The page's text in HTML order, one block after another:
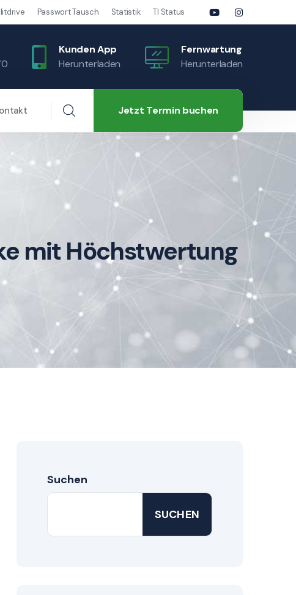
Passwort Tausch Statistik TI Status
Kunden App
Herunterladen
Fernwartung
Herunterladen
Jetzt Termin buchen
mit Höchstwertung
Suchen
SUCHEN